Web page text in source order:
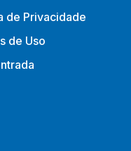
de Privacidade
de Uso